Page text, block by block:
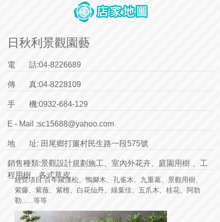
日秋利景觀園藝
電 話:04-8226689
傳 真:04-8228109
手 機:0932-684-129
E - Mail :sc15688@yahoo.com
地 址: 田尾鄉打簾村民生路一段575號
銷售種類:景觀設計規劃施工、室內外花卉、庭園用樹 、工
程用樹、各式草皮
經營項目:百年羅漢松、鴨腳木、孔雀木、九重葛、景觀用樹、
紫藤、紫薇、紫檀、白花仙丹、綠葉佳、五爪木、桂花、阿勃
勒......等等